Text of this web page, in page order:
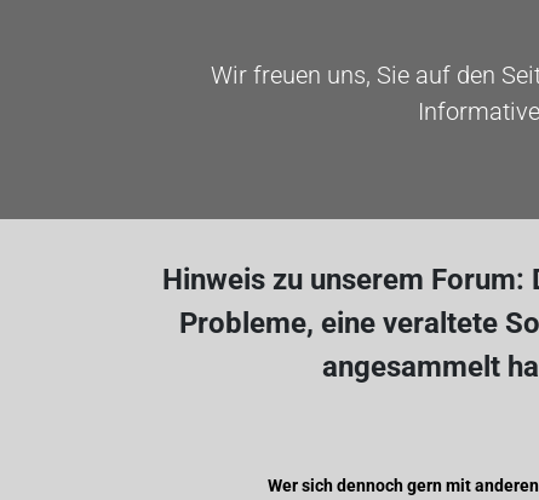
Wir freuen uns, Sie auf den
Hinweis zu unserem Forum:
Probleme, eine veraltete
angesammelt
Wer sich dennoch gern mit